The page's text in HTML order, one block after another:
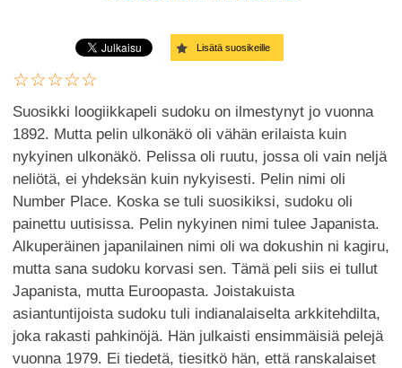
Lisätä suosikeille
Suosikki loogiikkapeli sudoku on ilmestynyt jo vuonna
1892. Mutta pelin ulkonäkö oli vähän erilaista kuin
nykyinen ulkonäkö. Pelissa oli ruutu, jossa oli vain neljä
neliötä, ei yhdeksän kuin nykyisesti. Pelin nimi oli
Number Place. Koska se tuli suosikiksi, sudoku oli
painettu uutisissa. Pelin nykyinen nimi tulee Japanista.
Alkuperäinen japanilainen nimi oli wa dokushin ni kagiru,
mutta sana sudoku korvasi sen. Tämä peli siis ei tullut
Japanista, mutta Euroopasta. Joistakuista
asiantuntijoista sudoku tuli indianalaiselta arkkitehdilta,
joka rakasti pahkinöjä. Hän julkaisti ensimmäisiä pelejä
vuonna 1979. Ei tiedetä, tiesitkö hän, että ranskalaiset